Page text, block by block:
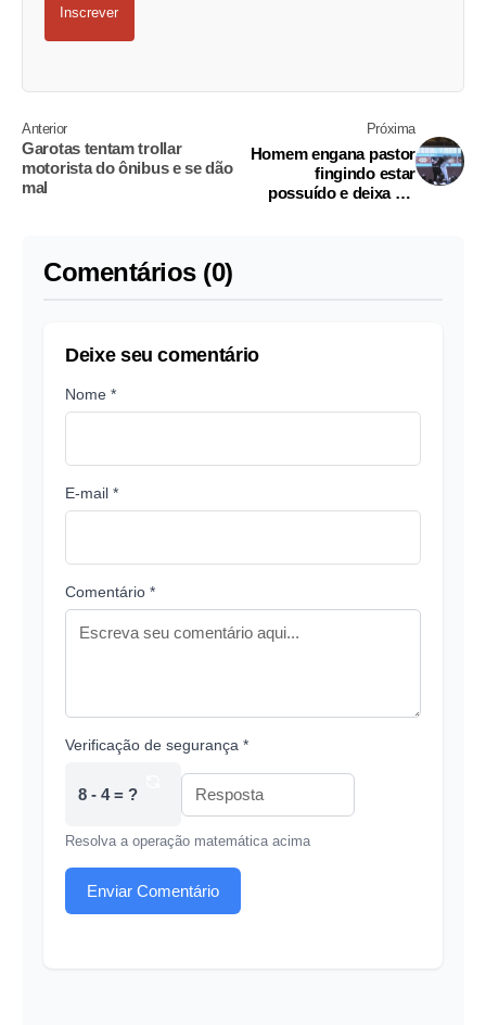
Inscrever
Anterior
Garotas tentam trollar
motorista do ônibus e se dão
mal
Próxima
Homem engana pastor
fingindo estar
possuído e deixa ele
Comentários (0)
Deixe seu comentário
Nome *
E-mail *
Comentário *
Verificação de segurança *
8 - 4 = ?
Resolva a operação matemática acima
Enviar Comentário